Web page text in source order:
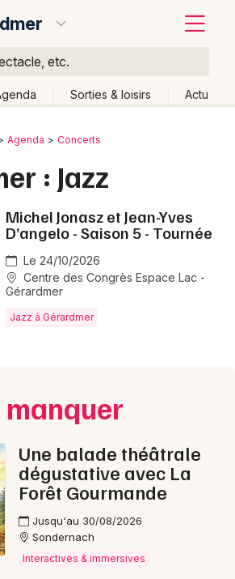
etc.
Sorties & loisirs Actu
Agenda Concerts
: Jazz
Michel Jonasz et Jean-Yves
D’angelo - Saison 5 - Tournée
Le 24/10/2026
Centre des Congrès Espace Lac -
Gérardmer
Jazz à Gérardmer
manquer
Une balade théâtrale
dégustative avec La
Forêt Gourmande
Jusqu'au 30/08/2026
Sondernach
Interactives & immersives
Changer de lieu
Effacer les dates
Ce week-end Autre